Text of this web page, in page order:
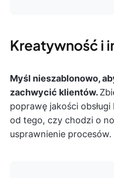
Kreatywność i
Myśl nieszablonowo,
zachwycić klientów.
poprawę jakości
od tego, czy chodzi o
usprawnienie procesów.